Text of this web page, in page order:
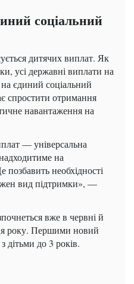
соціальний
дитячих виплат. Як
усі державні виплати на
єдиний соціальний
спростити отримання
навантаження на
— універсальна
на
позбавить необхідності
вид підтримки», —
вже в червні й
року. Першими новий
до 3 років.